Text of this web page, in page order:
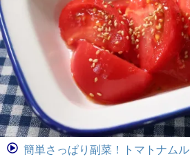
簡単さっぱり副菜！トマトナムル